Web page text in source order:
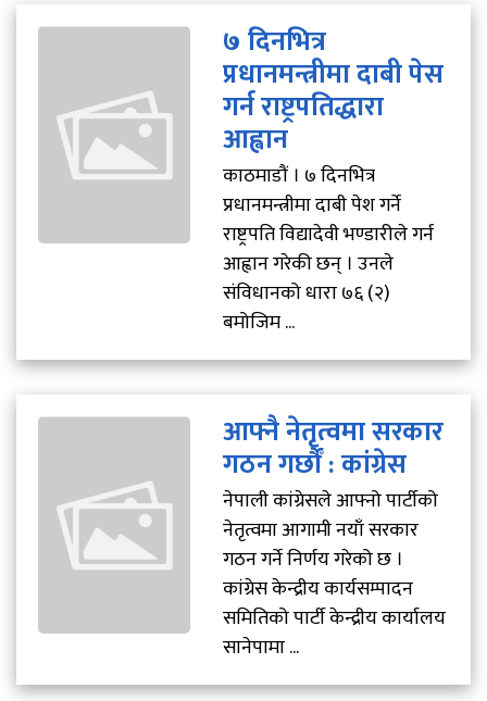
७ दिनभित्र
प्रधानमन्त्रीमा दाबी पेस
गर्न राष्ट्रपतिद्धारा
आह्वान
काठमाडौं । ७ दिनभित्र
प्रधानमन्त्रीमा दाबी पेश गर्ने
राष्ट्रपति विद्यादेवी भण्डारीले गर्न
आह्वान गरेकी छन् । उनले
संविधानको धारा ७६ (२)
बमोजिम ...
आफ्नै नेतृत्वमा सरकार
गठन गर्छाैँ : कांग्रेस
नेपाली कांग्रेसले आफ्नो पार्टीको
नेतृत्वमा आगामी नयाँ सरकार
गठन गर्ने निर्णय गरेको छ ।
कांग्रेस केन्द्रीय कार्यसम्पादन
समितिको पार्टी केन्द्रीय कार्यालय
सानेपामा ...